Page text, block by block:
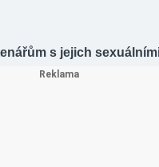
s jejich